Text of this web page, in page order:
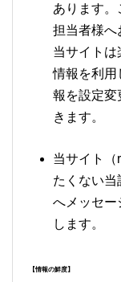
あります
担当者様へ
当サイトは
情報を利用
報を設定変
きます。
当サイト（
たくない当
へメッセー
します。
【情報の鮮度】